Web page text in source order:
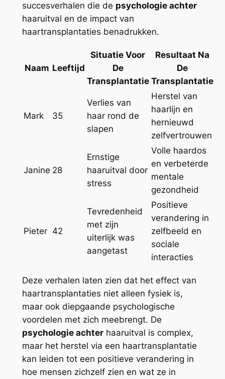
succesverhalen die de psychologie achter
haaruitval en de impact van
haartransplantaties benadrukken.
Naam Leeftijd
Situatie Voor
De
Transplantatie
Resultaat Na
De
Transplantatie
Mark 35
Verlies van
haar rond de
slapen
Herstel van
haarlijn en
hernieuwd
zelfvertrouwen
Janine 28
Ernstige
haaruitval door
stress
Volle haardos
en verbeterde
mentale
gezondheid
Pieter 42
Tevredenheid
met zijn
uiterlijk was
aangetast
Positieve
verandering in
zelfbeeld en
sociale
interacties
Deze verhalen laten zien dat het effect van
haartransplantaties niet alleen fysiek is,
maar ook diepgaande psychologische
voordelen met zich meebrengt. De
psychologie achterhaaruitval is complex,
maar het herstel via een haartransplantatie
kan leiden tot een positieve verandering in
hoe mensen zichzelf zien en wat ze in